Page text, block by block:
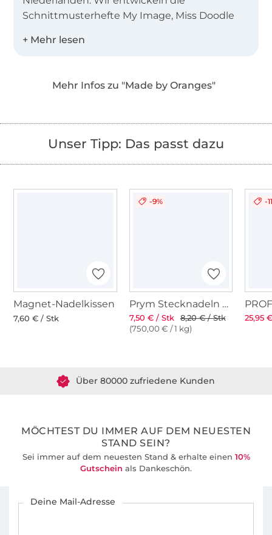
Schnittmusterhefte My Image, Miss Doodle
Englisch, Niederländisch und Französisch an!
Mehr Infos zu "Made by Oranges"
Unser Tipp: Das passt dazu
Magnet-Nadelkissen
7,60 € / Stk
-9%
Prym Stecknadeln mit Griff
7,50 € / Stk
8,20 € / Stk
(750,00 € / 1 kg)
-
25,95
MÖCHTEST DU IMMER AUF DEM NEUESTEN
STAND SEIN?
Sei immer auf dem neuesten Stand & erhalte einen 10%
Gutschein als Dankeschön.
Deine Mail-Adresse